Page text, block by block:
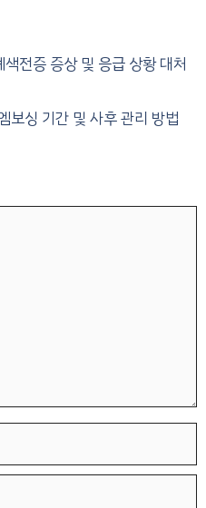
전증 증상 및 응급 상황 대처
보싱 기간 및 사후 관리 방법